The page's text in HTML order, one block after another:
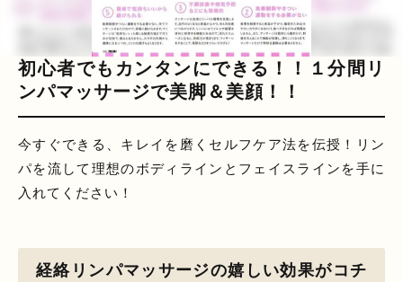
初心者でもカンタンにできる！！１分間リ
ンパマッサージで美脚＆美顔！！
今すぐできる、キレイを磨くセルフケア法を伝授！リン
パを流して理想のボディラインとフェイスラインを手に
入れてください！
経絡リンパマッサージの嬉しい効果がコチ